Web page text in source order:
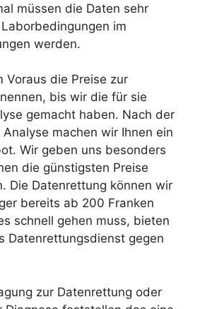
müssen die Daten sehr
im
werden.
Voraus die Preise zur
bis wir die für sie
gemacht haben. Nach der
machen wir Ihnen ein
Wir geben uns besonders
die günstigsten Preise
Die Datenrettung können wir
bereits ab 200 Franken
schnell gehen muss, bieten
Datenrettungsdienst gegen
zur Datenrettung oder